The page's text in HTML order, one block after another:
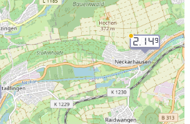
2.149